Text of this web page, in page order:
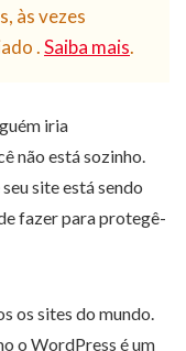
às vezes
.Saiba mais.
iria
não está sozinho.
site está sendo
fazer para protegê-
os sites do mundo.
o WordPress é um